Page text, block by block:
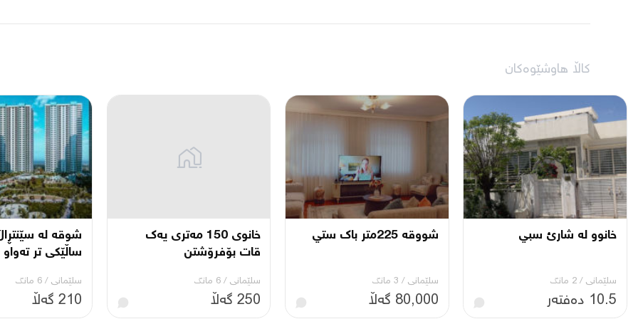
کاڵا هاوشێوەکان
خانوو له شارئ سبي
سلێمانی / 2 مانگ
10.5 دەفتەر
شووقه 225متر باك ستي
سلێمانی / 3 مانگ
80,000 گەڵا
خانوی 150 مەتری یەک
قات بۆفرۆشتن
سلێمانی / 6 مانگ
250 گەڵا
شوقە لە
ساڵێکی تر
سلێمانی / 6 مانگ
210 گەڵا